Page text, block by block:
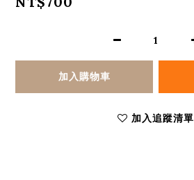
加入購物車
加入追蹤清單